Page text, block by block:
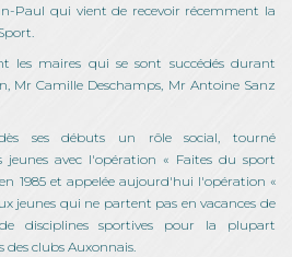
Paul qui vient de recevoir récemment la
les maires qui se sont succédés durant
Mr Camille Deschamps, Mr Antoine Sanz
ses débuts un rôle social, tourné
jeunes avec l'opération « Faites du sport
1985 et appelée aujourd'hui l'opération «
jeunes qui ne partent pas en vacances de
disciplines sportives pour la plupart
des clubs Auxonnais.